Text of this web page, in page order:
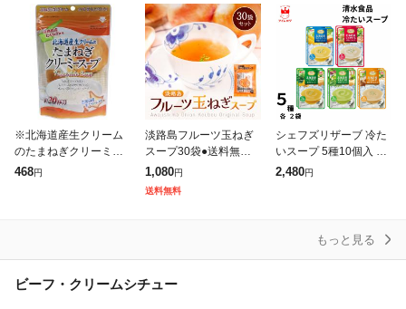
ス
※北海道産生クリーム
のたまねぎクリーミー
スープ 150g
468円
淡路島フルーツ玉ねぎ
スープ30袋●送料無料●
【たまねぎスープ】
【オニオンスープ】メ
1,080円
送料無料
シェフズリザーブ 冷た
いスープ 5種10個入 ス
ープ 冷製スープ SSK
2,480円
もっと見る
ビーフ・クリームシチュー